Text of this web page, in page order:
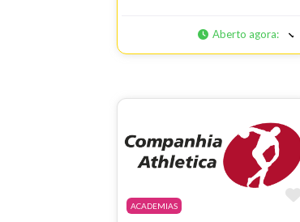
Aberto agora:
ACADEMIAS